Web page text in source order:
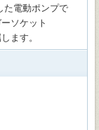
た電動ポンプで
ソケット
ます。